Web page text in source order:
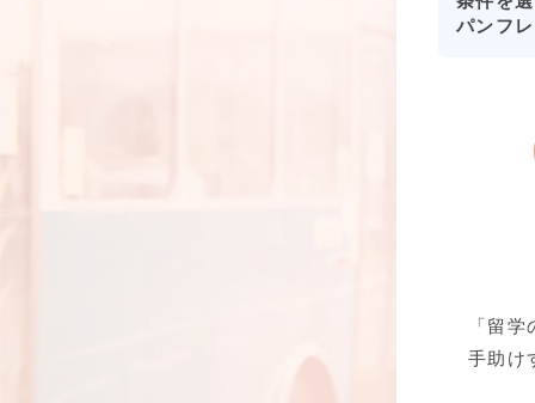
パンフ
「留
手助け